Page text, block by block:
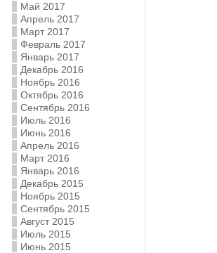
Май 2017
Апрель 2017
Март 2017
Февраль 2017
Январь 2017
Декабрь 2016
Ноябрь 2016
Октябрь 2016
Сентябрь 2016
Июль 2016
Июнь 2016
Апрель 2016
Март 2016
Январь 2016
Декабрь 2015
Ноябрь 2015
Сентябрь 2015
Август 2015
Июль 2015
Июнь 2015